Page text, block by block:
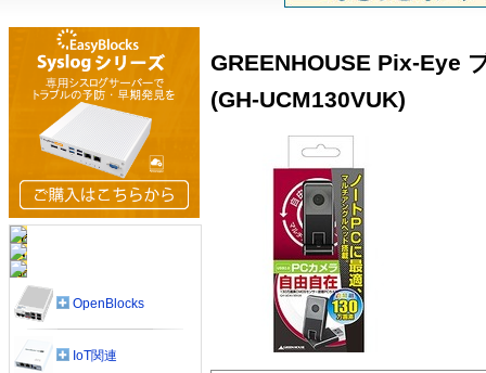
GREENHOUSE Pix-Eye
(GH-UCM130VUK)
OpenBlocks
IoT関連